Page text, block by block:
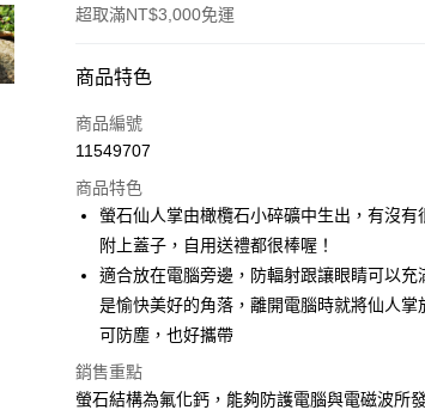
超取滿NT$3,000免運
付款方式
信用卡一次付款
LINE Pay
Apple Pay
街口支付
悠遊付
ATM付款
商品特色
商品編號
11549707
商品特色
螢石仙人掌由橄欖石小碎礦中生出，有沒有
附上蓋子，自用送禮都很棒喔！
適合放在電腦旁邊，防輻射跟讓眼睛可以充
是愉快美好的角落，離開電腦時就將仙人掌
可防塵，也好攜帶
銷售重點
螢石結構為氟化鈣，能夠防護電腦與電磁波所